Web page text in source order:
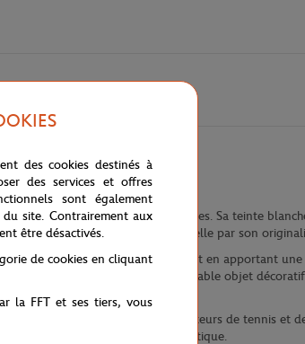
aux proportions remarquables. Sa teinte
qui attire le regard et interpelle par son
certifiant son authenticité tout en apportant
transformant ce crayon en véritable objet
mémorable pour les amateurs de tennis et
contemporain et tradition tennistique.
des cookies destinés à
des services et offres
sont également
site. Contrairement aux
être désactivés.
de cookies en cliquant
la FFT et ses tiers, vous